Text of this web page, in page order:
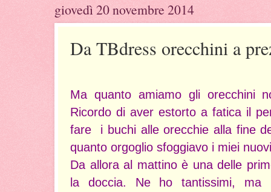
giovedì 20 novembre 2014
Da TBdress orecchini a
Ma quanto amiamo gli orecchini
Ricordo di aver estorto a fatica il
fare i buchi alle orecchie alla fine
quanto orgoglio sfoggiavo i miei
Da allora al mattino è una delle
la doccia. Ne ho tantissimi, ma